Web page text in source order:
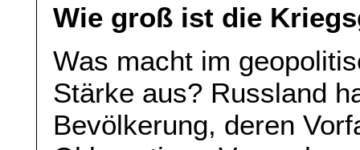
Wie groß ist die
Was macht im
Stärke aus? Russland
Bevölkerung, deren